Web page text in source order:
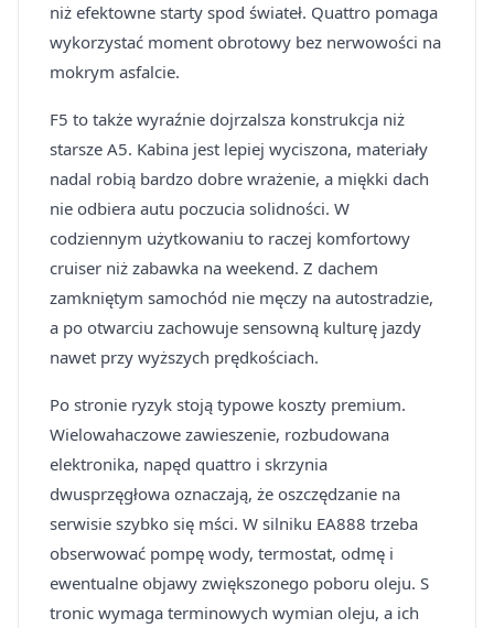
niż efektowne starty spod świateł. Quattro pomaga
wykorzystać moment obrotowy bez nerwowości na
mokrym asfalcie.
F5 to także wyraźnie dojrzalsza konstrukcja niż
starsze A5. Kabina jest lepiej wyciszona, materiały
nadal robią bardzo dobre wrażenie, a miękki dach
nie odbiera autu poczucia solidności. W
codziennym użytkowaniu to raczej komfortowy
cruiser niż zabawka na weekend. Z dachem
zamkniętym samochód nie męczy na autostradzie,
a po otwarciu zachowuje sensowną kulturę jazdy
nawet przy wyższych prędkościach.
Po stronie ryzyk stoją typowe koszty premium.
Wielowahaczowe zawieszenie, rozbudowana
elektronika, napęd quattro i skrzynia
dwusprzęgłowa oznaczają, że oszczędzanie na
serwisie szybko się mści. W silniku EA888 trzeba
obserwować pompę wody, termostat, odmę i
ewentualne objawy zwiększonego poboru oleju. S
tronic wymaga terminowych wymian oleju, a ich